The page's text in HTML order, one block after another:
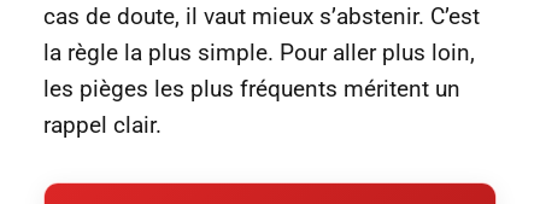
cas de doute, il vaut mieux s’abstenir. C’est
la règle la plus simple. Pour aller plus loin,
les pièges les plus fréquents méritent un
rappel clair.